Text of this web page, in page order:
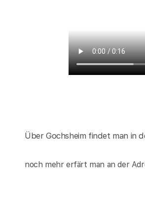
Über Gochsheim findet man in
noch mehr erfärt man an der